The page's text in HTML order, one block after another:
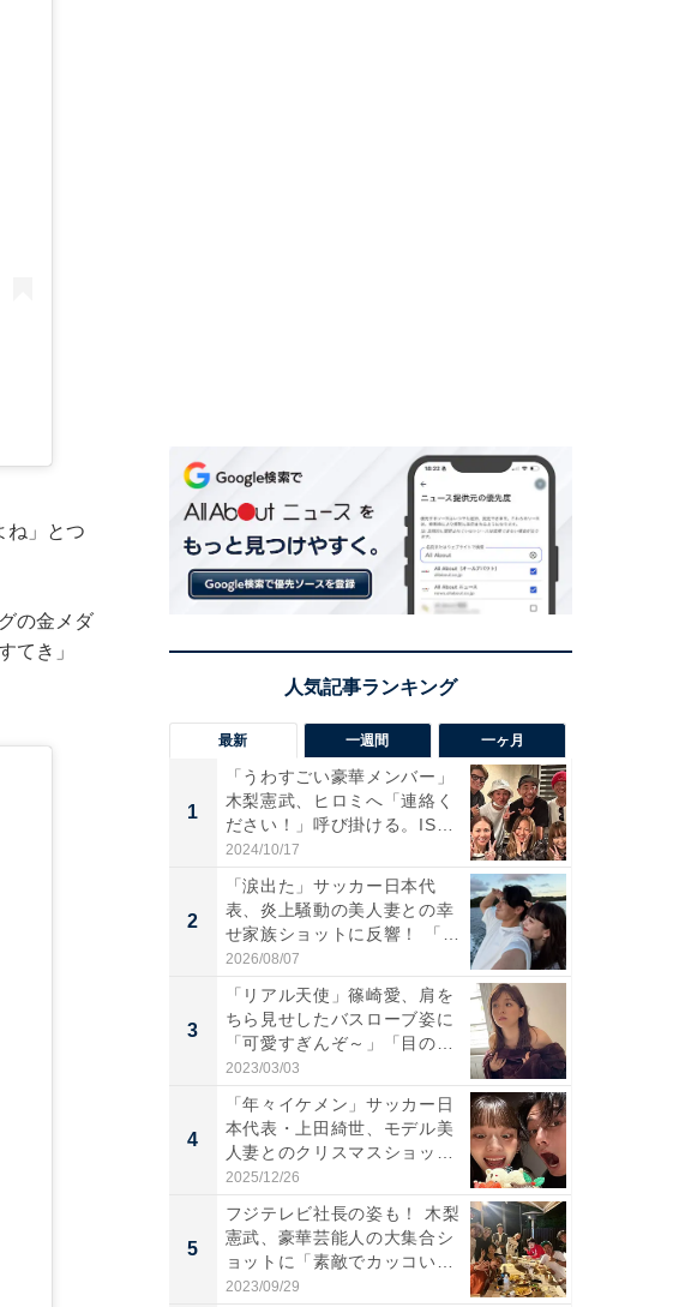
ね」とつ
の金メダ
てき」
最新 一週間 一ヶ月
1
「うわすごい豪華メンバー」
木梨憲武、ヒロミへ「連絡く
ださい！」呼び掛ける。IS
S...
2024/10/17
2
「涙出た」サッカー日本代
表、炎上騒動の美人妻との幸
せ家族ショットに反響！ 「最
高...
2026/08/07
3
「リアル天使」篠崎愛、肩を
ちら見せしたバスローブ姿に
「可愛すぎんぞ～」「目の表
情...
2023/03/03
4
「年々イケメン」サッカー日
本代表・上田綺世、モデル美
人妻とのクリスマスショット
に...
2025/12/26
5
フジテレビ社長の姿も！ 木梨
憲武、豪華芸能人の大集合シ
ョットに「素敵でカッコい
い...
2023/09/29